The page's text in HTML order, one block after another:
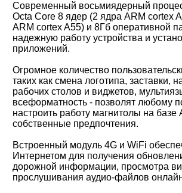
Современный восьмиядерный
Octa Core 8 ядер (2 ядра ARM cortex
ARM cortex A55) и 8Гб оперативной
надежную работу устройства и
приложений.
Огромное количество
таких как смена логотипа, заставки,
рабочих столов и виджетов,
всеформатность - позволят любому
настроить работу магнитолы на базе
собственные предпочтения.
Встроенный модуль 4G и WiFi
Интернетом для получения
дорожной информации, просмотра
прослушивания аудио-файлов